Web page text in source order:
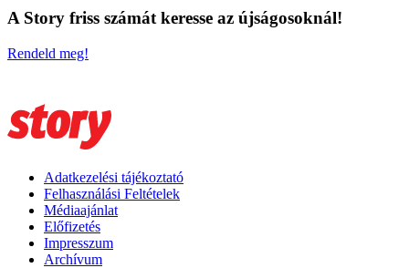
A Story friss számát keresse az újságosoknál!
Rendeld meg!
Adatkezelési tájékoztató
Felhasználási Feltételek
Médiaajánlat
Előfizetés
Impresszum
Archívum